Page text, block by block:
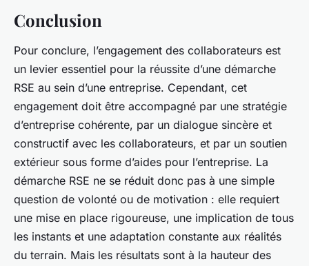
Conclusion
Pour conclure, l’engagement des collaborateurs est
un levier essentiel pour la réussite d’une démarche
RSE au sein d’une entreprise. Cependant, cet
engagement doit être accompagné par une stratégie
d’entreprise cohérente, par un dialogue sincère et
constructif avec les collaborateurs, et par un soutien
extérieur sous forme d’aides pour l’entreprise. La
démarche RSE ne se réduit donc pas à une simple
question de volonté ou de motivation : elle requiert
une mise en place rigoureuse, une implication de tous
les instants et une adaptation constante aux réalités
du terrain. Mais les résultats sont à la hauteur des